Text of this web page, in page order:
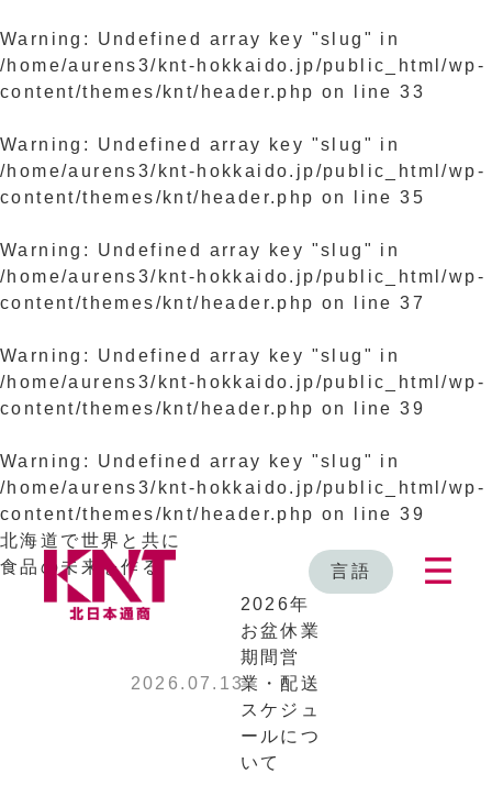
Warning : Undefined array key "slug" in
/home/aurens3/knt-hokkaido.jp/public_html/wp-
content/themes/knt/header.php on line33
Warning : Undefined array key "slug" in
/home/aurens3/knt-hokkaido.jp/public_html/wp-
content/themes/knt/header.php on line35
Warning : Undefined array key "slug" in
/home/aurens3/knt-hokkaido.jp/public_html/wp-
content/themes/knt/header.php on line37
Warning : Undefined array key "slug" in
/home/aurens3/knt-hokkaido.jp/public_html/wp-
content/themes/knt/header.php on line39
Warning : Undefined array key "slug" in
/home/aurens3/knt-hokkaido.jp/public_html/wp-
content/themes/knt/header.php on line39
言語
北海道で世界と共に
食品の未来を作る
2026.07.13
2026年
お盆休業
期間営
業・配送
スケジュ
ールにつ
いて